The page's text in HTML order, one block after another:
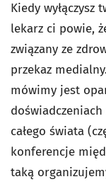
Kiedy
lekarz ci powie,
związany ze
przekaz
mówimy jest
całego świata
konferencje
taką